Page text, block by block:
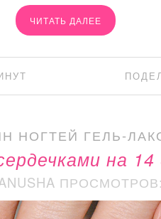
ЧИТАТЬ ДАЛЕЕ
НОГТЕЙ ГЕЛЬ-
на